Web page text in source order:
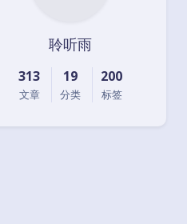
聆听雨
313
文章
19
分类
200
标签